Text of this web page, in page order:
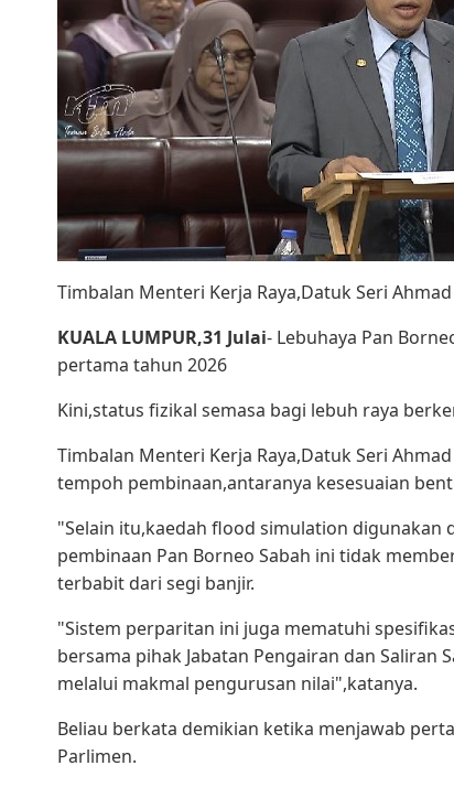
Timbalan Menteri Kerja Raya,Datuk Seri
KUALA LUMPUR,31 Julai- Lebuhaya Pan
pertama tahun 2026
Kini,status fizikal semasa bagi lebuh raya
Timbalan Menteri Kerja Raya,Datuk Seri
tempoh pembinaan,antaranya kesesuaian
"Selain itu,kaedah flood simulation digunakan
pembinaan Pan Borneo Sabah ini tidak
terbabit dari segi banjir.
"Sistem perparitan ini juga mematuhi
bersama pihak Jabatan Pengairan dan
melalui makmal pengurusan nilai",katanya.
Beliau berkata demikian ketika menjawab
Parlimen.